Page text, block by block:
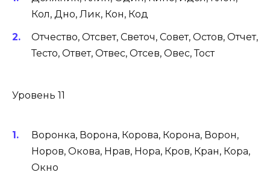
Кол, Дно, Лик, Кон, Код
Отчество, Отсвет, Светоч, Совет, Остов, Отчет,
Тесто, Ответ, Отвес, Отсев, Овес, Тост
Уровень 11
Воронка, Ворона, Корова, Корона, Ворон,
Норов, Окова, Нрав, Нора, Кров, Кран, Кора,
Окно